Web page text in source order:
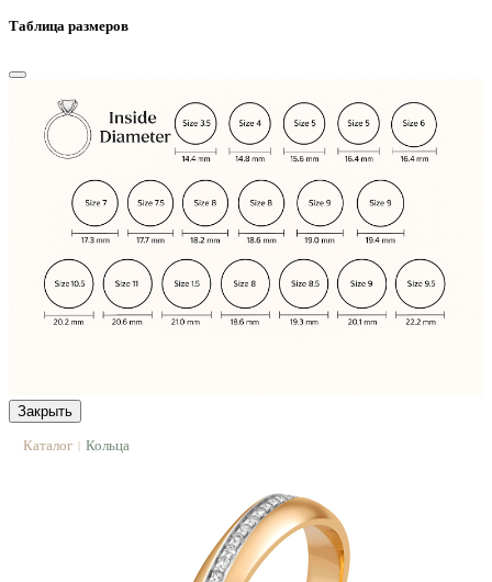
Таблица размеров
Закрыть
Каталог | Кольца